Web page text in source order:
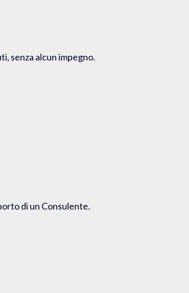
senza alcun impegno.
di un Consulente.